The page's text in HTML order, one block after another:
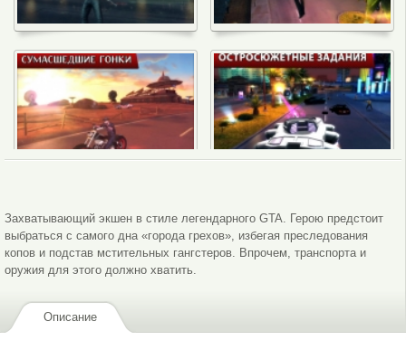
Захватывающий экшен в стиле легендарного GTA. Герою предстоит
выбраться с самого дна «города грехов», избегая преследования
копов и подстав мстительных гангстеров. Впрочем, транспорта и
оружия для этого должно хватить.
Описание